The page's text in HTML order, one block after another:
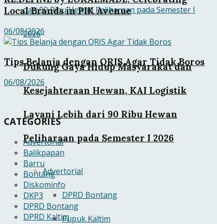
Dukung Gaya Hidup Masyarakat dan
Kesejahteraan Hewan, KAI Logistik
Layani Lebih dari 90 Ribu Hewan
Peliharaan pada Semester I 2026
Advertorial
DPRD Bontang
Pupuk Kaltim
Local Brands in PIK Avenue
06/08/2026
Tips Belanja dengan QRIS Agar Tidak Boros
06/08/2026
CATEGORIES
Advertorial
Balikpapan
Barru
Bontang
Diskominfo
DKP3
DPRD Bontang
DPRD Kaltim